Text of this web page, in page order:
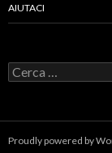
AIUTACI
Ricerca
per:
Proudly powered by